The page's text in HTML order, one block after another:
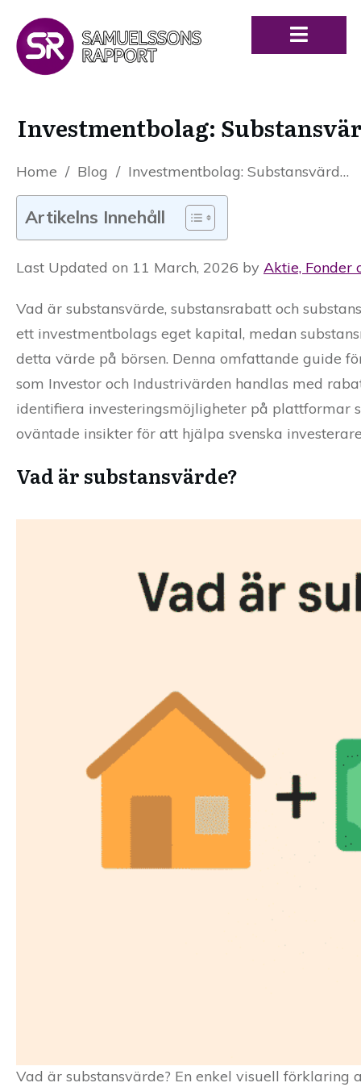
Investmentbolag:
Home / Blog / Investmentbolag: Substansvärde, substansrabatt och substanspremie
Artikelns Innehåll
Last Updated on 11 March, 2026 by Aktie, Fonder
Vad är substansvärde, substansrabatt och
ett investmentbolags eget kapital, medan
detta värde på börsen. Denna omfattande guide
som Investor och Industrivärden handlas med
identifiera investeringsmöjligheter på plattformar
oväntade insikter för att hjälpa svenska
Vad är substansvärde?
Vad är substansvärde? En enkel visuell